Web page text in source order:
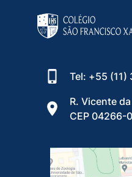
Tel: +55
R. Vicente
CEP 04266-